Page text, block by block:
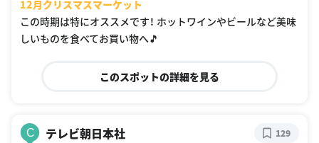
12月クリスマスマーケット
この時期は特にオススメです！ ホットワインやビールなど美味
しいものを食べてお買い物へ🎵
このスポットの詳細を見る
C テレビ朝日本社 129